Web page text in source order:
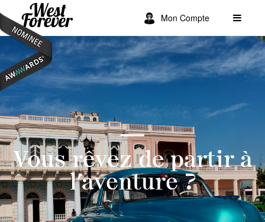
Mon Compte
Vous rêvez de partir à
l’aventure ?